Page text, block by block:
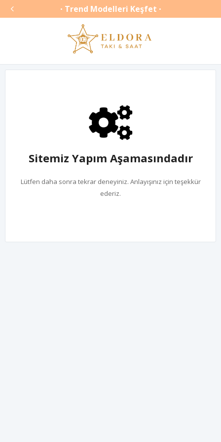
 • Trend Modelleri Keşfet •
Sitemiz Yapım Aşamasındadır
Lütfen daha sonra tekrar deneyiniz. Anlayışınız için teşekkür
ederiz.